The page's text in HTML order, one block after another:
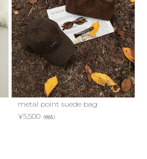
metal point suede bag
¥5,500（税込）